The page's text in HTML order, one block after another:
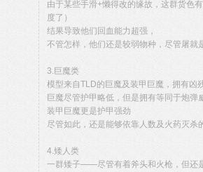
由于某些手滑+懒得改的缘故，这群货色
度了）
结果导致他们回血能力超强，
不管怎样，他们还是较弱物种，尽管屠就
3.巨魔类
模型来自TLD的巨魔及装甲巨魔，拥有凶
巨魔尽管护甲略低，但是拥有等同于炮弹
装甲巨魔更是护甲强劲
尽管如此，还是能够依靠人数及火药灭杀
4.矮人类
一群矮子——尽管有着斧头和火枪，但还